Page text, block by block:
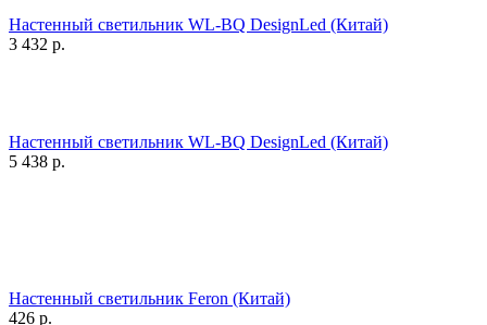
Настенный светильник WL-BQ DesignLed (Китай)
3 432 р.
Настенный светильник WL-BQ DesignLed (Китай)
5 438 р.
Настенный светильник Feron (Китай)
426 р.